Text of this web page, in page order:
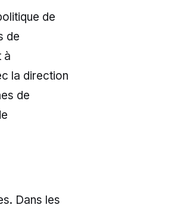
de
de
à
la direction
de
Dans les